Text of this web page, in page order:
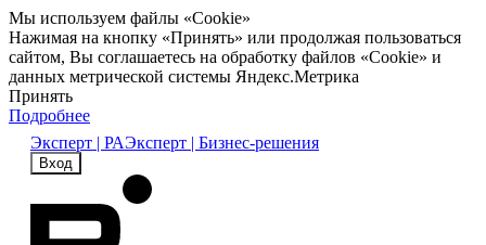
Мы используем файлы «Cookie»
Нажимая на кнопку «Принять» или продолжая пользоваться
сайтом, Вы соглашаетесь на обработку файлов «Cookie» и
данных метрической системы Яндекс.Метрика
Принять
Подробнее
Эксперт | РАЭксперт | Бизнес-решения
Вход